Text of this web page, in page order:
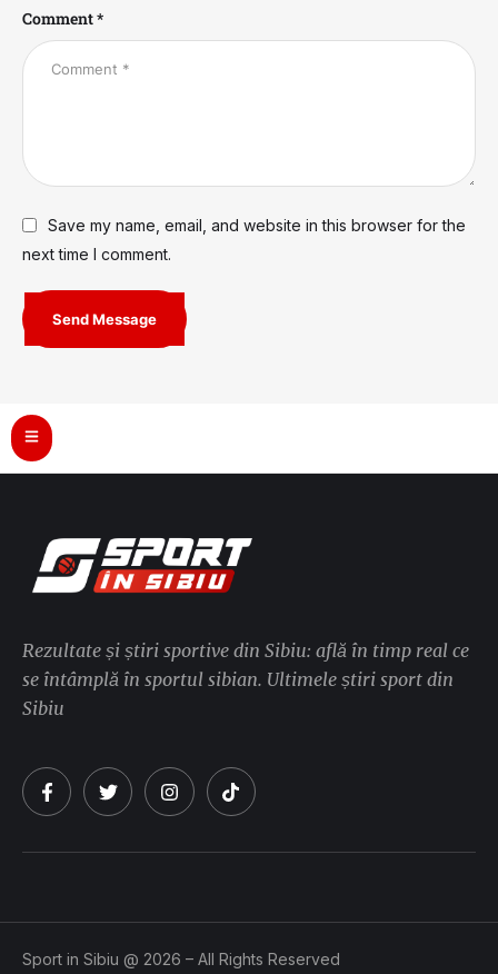
Comment *
Save my name, email, and website in this browser for the
next time I comment.
Send Message
Rezultate și știri sportive din Sibiu: află în timp real ce
se întâmplă în sportul sibian. Ultimele știri sport din
Sibiu
Sport in Sibiu @ 2026 – All Rights Reserved